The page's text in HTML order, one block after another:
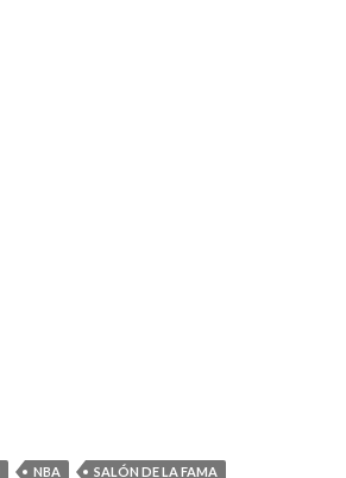
NBA SALÓN DE LA FAMA